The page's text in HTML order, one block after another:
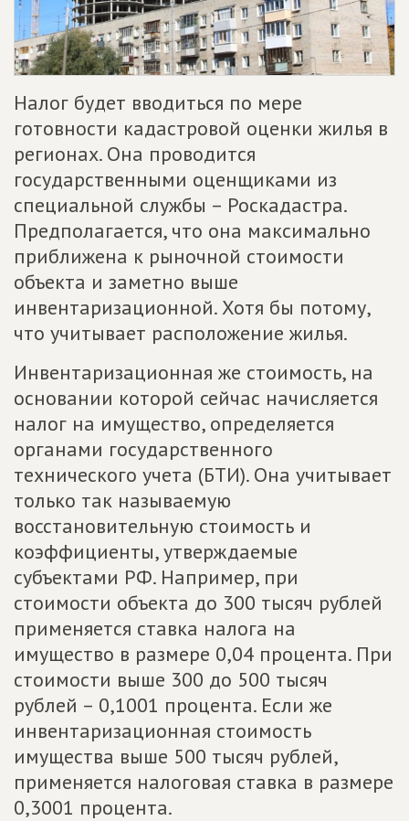
Налог будет вводиться по мере
готовности кадастровой оценки жилья в
регионах. Она проводится
государственными оценщиками из
специальной службы – Роскадастра.
Предполагается, что она максимально
приближена к рыночной стоимости
объекта и заметно выше
инвентаризационной. Хотя бы потому,
что учитывает расположение жилья.
Инвентаризационная же стоимость, на
основании которой сейчас начисляется
налог на имущество, определяется
органами государственного
технического учета (БТИ). Она учитывает
только так называемую
восстановительную стоимость и
коэффициенты, утверждаемые
субъектами РФ. Например, при
стоимости объекта до 300 тысяч рублей
применяется ставка налога на
имущество в размере 0,04 процента. При
стоимости выше 300 до 500 тысяч
рублей – 0,1001 процента. Если же
инвентаризационная стоимость
имущества выше 500 тысяч рублей,
применяется налоговая ставка в размере
0,3001 процента.